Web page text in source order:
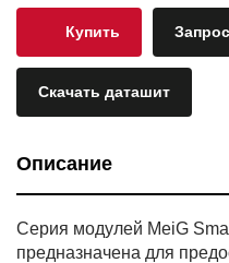
Купить
Скачать даташит
Описание
Серия модулей MeiG
предназначена для